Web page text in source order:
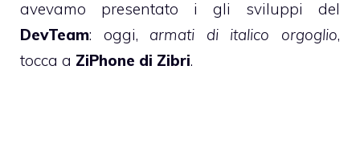
avevamo presentato i gli sviluppi del
DevTeam: oggi, armati di italico orgoglio,
tocca a ZiPhone di Zibri.